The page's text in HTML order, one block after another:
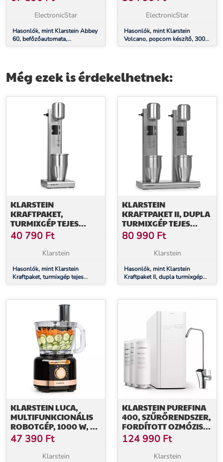
ROZSDAMENTES ACÉL
ElectronicStar
Hasonlók, mint Klarstein Abbey
60, befőzőautomata,
italadagoló, 60 l, 100 °C, 180
EDÉNY, RETRO
KIALAKÍTÁS
ElectronicStar
Hasonlók, mint Klarstein
Volcano, popcorn készítő, 300
W, 60 g/4 perc, rozsdamentes
Még ezek is érdekelhetnek:
KLARSTEIN
KRAFTPAKET,
TURMIXGÉP TEJES
KOKTÉLOKHOZ,
PROTEIN KOKTÉLOK,
80 W, ROZSDAMENTES
40 790 Ft
Klarstein
Hasonlók, mint Klarstein
Kraftpaket, turmixgép tejes
koktélokhoz, protein koktélok,
KLARSTEIN
KRAFTPAKET II, DUPLA
TURMIXGÉP TEJES
KOKTÉLOKHOZ,
PROTEIN KOKTÉLOK,
160 W, ROZSDAMENTES
80 990 Ft
Klarstein
Hasonlók, mint Klarstein
Kraftpaket II, dupla turmixgép
tejes koktélokhoz, protein
acél
KLARSTEIN LUCA,
MULTIFUNKCIONÁLIS
ROBOTGÉP, 1000 W, 3
L, FOKOZATMENTES
SEBESSÉGBEÁLLÍTÁS, 6
ÜZEMMÓD
47 390 Ft
Klarstein
KLARSTEIN PUREFINA
400, SZŰRŐRENDSZER,
FORDÍTOTT OZMÓZIS,
400 GPD / 1500 L/D
124 990 Ft
Klarstein